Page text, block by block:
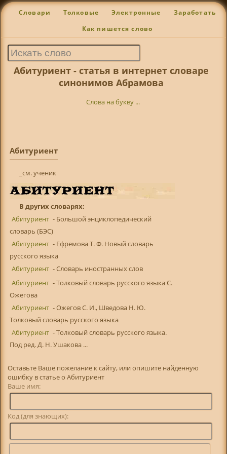
Словари Толковые Электронные Заработать
Как пишется слово
Абитуриент - статья в интернет словаре
синонимов Абрамова
Слова на букву ...
Абитуриент
_см. ученик
В других словарях:
Абитуриент - Большой энциклопедический
словарь (БЭС)
Абитуриент - Ефремова Т. Ф. Новый словарь
русского языка
Абитуриент - Словарь иностранных слов
Абитуриент - Толковый словарь русского языка С.
Ожегова
Абитуриент - Ожегов С. И., Шведова Н. Ю.
Толковый словарь русского языка
Абитуриент - Толковый словарь русского языка.
Под ред. Д. Н. Ушакова ...
Оставьте Ваше пожелание к сайту, или опишите найденную
ошибку в статье о Абитуриент
Ваше имя:
Код (для знающих):